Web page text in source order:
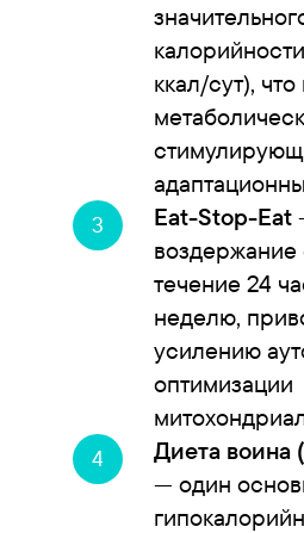
ккал/сут),
Eat-Stop-Eat
течение 24
неделю,
усилению
оптимизации
Диета воина
— один